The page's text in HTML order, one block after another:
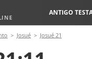
ANTIGO
Josué Josué 21